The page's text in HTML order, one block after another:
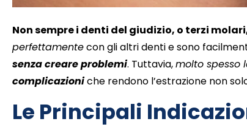
Non sempre i denti del giudizio, o terzi
perfettamentecon gli altri denti e sono
senza creare problemi. Tuttavia,molto spesso
complicazioniche rendono l’estrazione non
Le Principali